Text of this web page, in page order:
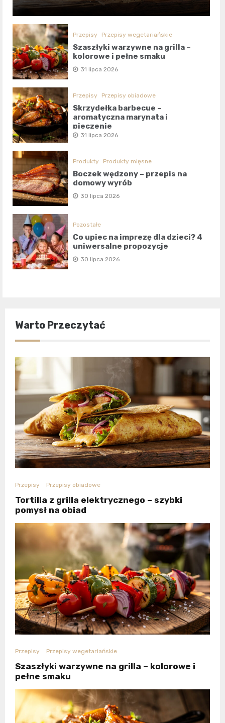
Przepisy Przepisy wegetariańskie
Szaszłyki warzywne na grilla –
kolorowe i pełne smaku
31 lipca 2026
Przepisy Przepisy obiadowe
Skrzydełka barbecue –
aromatyczna marynata i
pieczenie
31 lipca 2026
Produkty Produkty mięsne
Boczek wędzony – przepis na
domowy wyrób
30 lipca 2026
Pozostałe
Co upiec na imprezę dla dzieci? 4
uniwersalne propozycje
30 lipca 2026
Warto Przeczytać
Przepisy Przepisy obiadowe
Tortilla z grilla elektrycznego – szybki
pomysł na obiad
Przepisy Przepisy wegetariańskie
Szaszłyki warzywne na grilla – kolorowe i
pełne smaku